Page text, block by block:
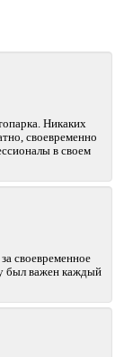
Никаких
своевременно
в своем
своевременное
был важен каждый